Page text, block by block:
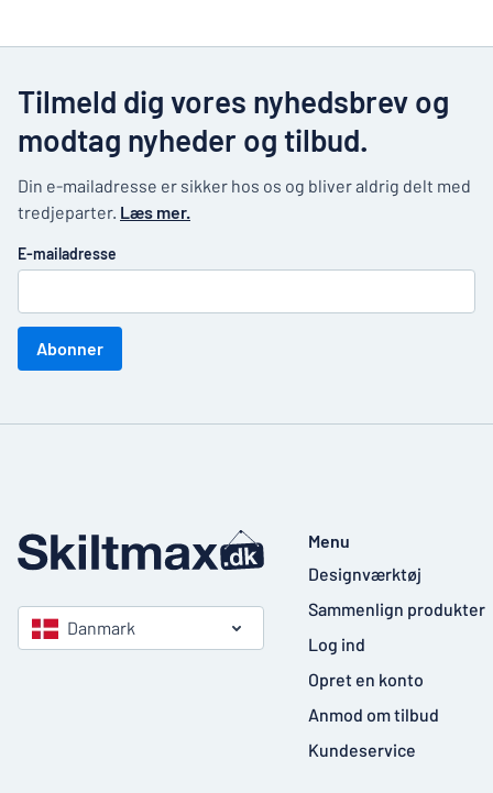
Tilmeld dig vores nyhedsbrev og
modtag nyheder og tilbud.
Din e-mailadresse er sikker hos os og bliver aldrig delt med
tredjeparter. Læs mer.
E-mailadresse
Abonner
Danmark
Menu
Designværktøj
Sammenlign produkter
Log ind
Opret en konto
Anmod om tilbud
Kundeservice